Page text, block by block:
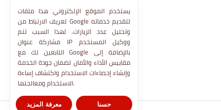
يستخدم الموقع الإلكتروني هذا ملفات
تعريف الارتباط من Google لتقديم خدماته
وتحليل عدد الزيارات. لهذا السبب تتم
مشاركة عنوان IP ووكيل المستخدم
التابعين لك مع Google بالإضافة إلى
مقاييس الأداء والأمان لضمان جودة الخدمة
وإنشاء إحصاءات الاستخدام واكتشاف إساءة
الاستخدام ومعالجتها.
معرفة المزيد حسنا